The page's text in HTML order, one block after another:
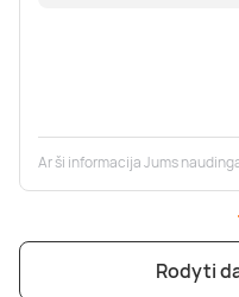
Ar ši informacija Jums
Rodyti